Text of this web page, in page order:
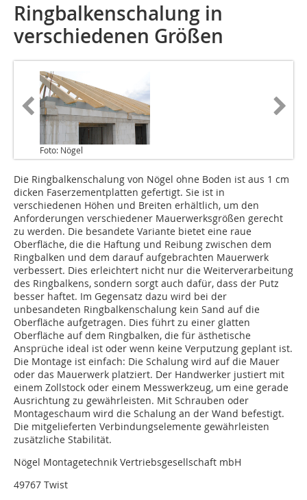
Ringbalkenschalung in
verschiedenen Größen
Foto: Nögel
Die Ringbalkenschalung von Nögel ohne Boden ist aus 1 cm
dicken Faserzementplatten gefertigt. Sie ist in
verschiedenen Höhen und Breiten erhältlich, um den
Anforderungen verschiedener Mauerwerksgrößen gerecht
zu werden. Die besandete Variante bietet eine raue
Oberfläche, die die Haftung und Reibung zwischen dem
Ringbalken und dem darauf aufgebrachten Mauerwerk
verbessert. Dies erleichtert nicht nur die Weiterverarbeitung
des Ringbalkens, sondern sorgt auch dafür, dass der Putz
besser haftet. Im Gegensatz dazu wird bei der
unbesandeten Ringbalkenschalung kein Sand auf die
Oberfläche aufgetragen. Dies führt zu einer glatten
Oberfläche auf dem Ringbalken, die für ästhetische
Ansprüche ideal ist oder wenn keine Verputzung geplant ist.
Die Montage ist einfach: Die Schalung wird auf die Mauer
oder das Mauerwerk platziert. Der Handwerker justiert mit
einem Zollstock oder einem Messwerkzeug, um eine gerade
Ausrichtung zu gewährleisten. Mit Schrauben oder
Montageschaum wird die Schalung an der Wand befestigt.
Die mitgelieferten Verbindungselemente gewährleisten
zusätzliche Stabilität.
Nögel Montagetechnik Vertriebsgesellschaft mbH
49767 Twist